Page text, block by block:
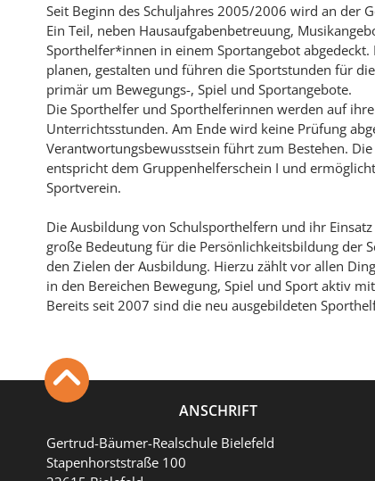
Seit Beginn des Schuljahres 2005/2006 wird an der
Ein Teil, neben Hausaufgabenbetreuung,
Sporthelfer*innen in einem Sportangebot
planen, gestalten und führen die Sportstunden für
primär um Bewegungs-, Spiel und Sportangebote.
Die Sporthelfer und Sporthelferinnen werden auf
Unterrichtsstunden. Am Ende wird keine Prüfung
Verantwortungsbewusstsein führt zum Bestehen.
entspricht dem Gruppenhelferschein I und
Sportverein.
Die Ausbildung von Schulsporthelfern und ihr
große Bedeutung für die Persönlichkeitsbildung der
den Zielen der Ausbildung. Hierzu zählt vor allen
in den Bereichen Bewegung, Spiel und Sport aktiv
Bereits seit 2007 sind die neu ausgebildeten
ANSCHRIFT
Gertrud-Bäumer-Realschule Bielefeld
Stapenhorststraße 100